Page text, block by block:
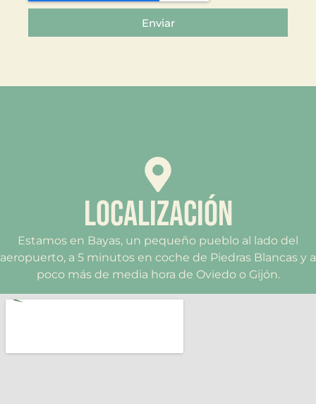
Enviar
LOCALIZACIÓN
Estamos en Bayas, un pequeño pueblo al lado del
aeropuerto, a 5 minutos en coche de Piedras Blancas y a
poco más de media hora de Oviedo o Gijón.